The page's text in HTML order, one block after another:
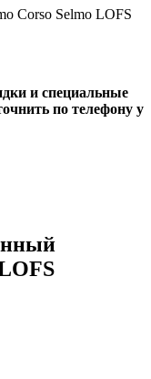
Corso Selmo LOFS
и специальные
по телефону у